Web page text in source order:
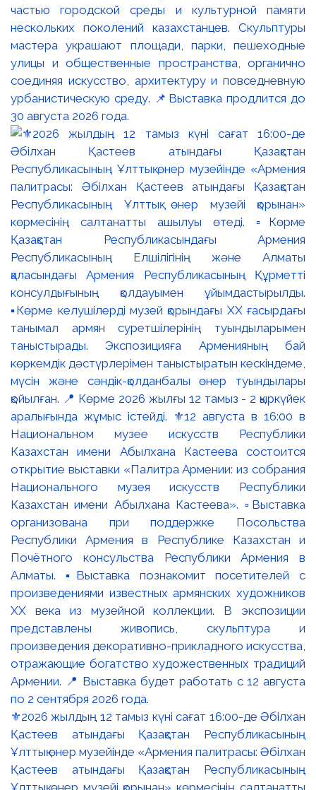
частью городской среды и культурной памяти
нескольких поколений казахстанцев. Скульптуры
мастера украшают площади, парки, пешеходные
улицы и общественные пространства, органично
соединяя искусство, архитектуру и повседневную
урбанистическую среду. 📌Выставка продлится до
30 августа 2026 года.
⚜️2026 жылдың 12 тамыз күні сағат 16:00-де Әбілхан
Қастеев атындағы Қазақстан Республикасының
Ұлттық өнер музейінде «Армения палитрасы: Әбілхан
Қастеев атындағы Қазақстан Республикасының
Ұлттық өнер музейі қорынан» көрмесінің салтанатты